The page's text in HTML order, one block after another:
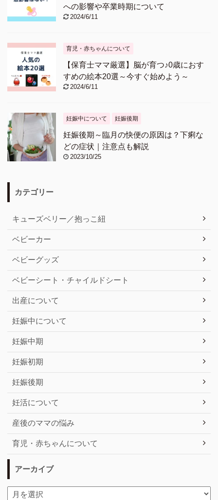
への影響や卒業時期について
2024/6/11
育児・赤ちゃんについて
【保育士ママ厳選】脳が育つ♪0歳におす
すめの絵本20選～今すぐ始めよう～
2024/6/11
妊娠中について 妊娠後期
妊娠後期～臨月の快便の原因は？下痢な
どの症状｜注意点も解説
2023/10/25
カテゴリー
キューズベリー／抱っこ紐
ベビーカー
ベビーグッズ
ベビーシート・チャイルドシート
出産について
妊娠中について
妊娠中期
妊娠初期
妊娠後期
妊活について
産後のママの悩み
育児・赤ちゃんについて
アーカイブ